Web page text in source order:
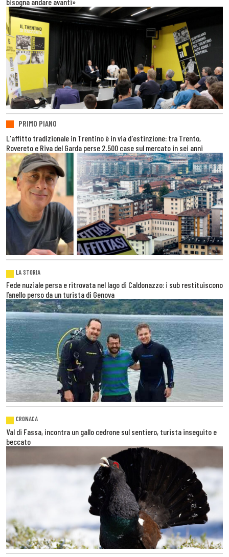
bisogna andare avanti»
PRIMO PIANO
L'affitto tradizionale in Trentino è in via d'estinzione: tra Trento,
Rovereto e Riva del Garda perse 2.500 case sul mercato in sei anni
LA STORIA
Fede nuziale persa e ritrovata nel lago di Caldonazzo: i sub restituiscono
l’anello perso da un turista di Genova
CRONACA
Val di Fassa, incontra un gallo cedrone sul sentiero, turista inseguito e
beccato